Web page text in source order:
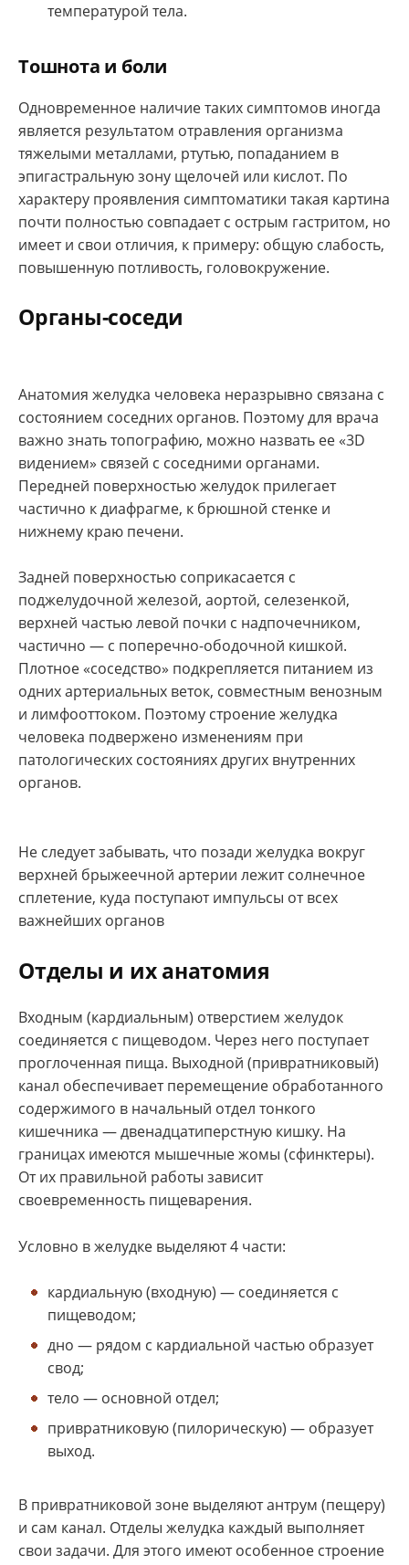
температурой тела.
Тошнота и боли
Одновременное наличие таких симптомов иногда
является результатом отравления организма
тяжелыми металлами, ртутью, попаданием в
эпигастральную зону щелочей или кислот. По
характеру проявления симптоматики такая картина
почти полностью совпадает с острым гастритом, но
имеет и свои отличия, к примеру: общую слабость,
повышенную потливость, головокружение.
Органы-соседи
Анатомия желудка человека неразрывно связана с
состоянием соседних органов. Поэтому для врача
важно знать топографию, можно назвать ее «3D
видением» связей с соседними органами.
Передней поверхностью желудок прилегает
частично к диафрагме, к брюшной стенке и
нижнему краю печени.
Задней поверхностью соприкасается с
поджелудочной железой, аортой, селезенкой,
верхней частью левой почки с надпочечником,
частично — с поперечно-ободочной кишкой.
Плотное «соседство» подкрепляется питанием из
одних артериальных веток, совместным венозным
и лимфооттоком. Поэтому строение желудка
человека подвержено изменениям при
патологических состояниях других внутренних
органов.
Не следует забывать, что позади желудка вокруг
верхней брыжеечной артерии лежит солнечное
сплетение, куда поступают импульсы от всех
важнейших органов
Отделы и их анатомия
Входным (кардиальным) отверстием желудок
соединяется с пищеводом. Через него поступает
проглоченная пища. Выходной (привратниковый)
канал обеспечивает перемещение обработанного
содержимого в начальный отдел тонкого
кишечника — двенадцатиперстную кишку. На
границах имеются мышечные жомы (сфинктеры).
От их правильной работы зависит
своевременность пищеварения.
Условно в желудке выделяют 4 части:
кардиальную (входную) — соединяется с
пищеводом;
дно — рядом с кардиальной частью образует
свод;
тело — основной отдел;
привратниковую (пилорическую) — образует
выход.
В привратниковой зоне выделяют антрум (пещеру)
и сам канал. Отделы желудка каждый выполняет
свои задачи. Для этого имеют особенное строение